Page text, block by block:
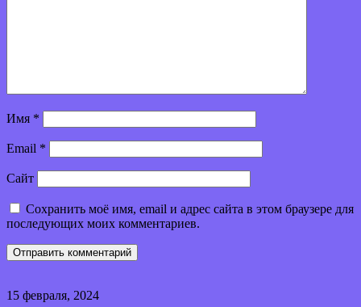
Имя *
Email *
Сайт
Сохранить моё имя, email и адрес сайта в этом браузере для
последующих моих комментариев.
15 февраля, 2024